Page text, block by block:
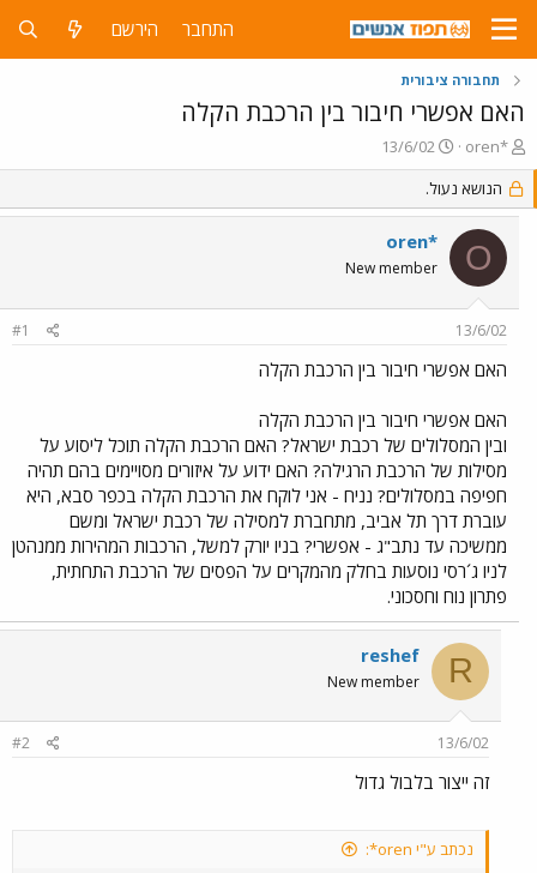
התחבר הירשם
תחבורה ציבורית
האם אפשרי חיבור בין הרכבת הקלה
פ
ו
ת
ח
נ
oren*
פ
ו
ר
ס
ם
ת
ך
13/6/02
הנושא נעול.
O
oren*
New member
13/6/02
#1
האם אפשרי חיבור בין הרכבת הקלה
האם אפשרי חיבור בין הרכבת הקלה
ובין המסלולים של רכבת ישראל? האם הרכבת הקלה תוכל ליסוע על
מסילות של הרכבת הרגילה? האם ידוע על איזורים מסויימים בהם תהיה
חפיפה במסלולים? נניח - אני לוקח את הרכבת הקלה בכפר סבא, היא
עוברת דרך תל אביב, מתחברת למסילה של רכבת ישראל ומשם
ממשיכה עד נתב"ג - אפשרי? בניו יורק למשל, הרכבות המהירות ממנהטן
לניו ג´רסי נוסעות בחלק מהמקרים על הפסים של הרכבת התחתית,
פתרון נוח וחסכוני.
R
reshef
New member
13/6/02
#2
זה ייצור בלבול גדול
נכתב ע"י oren*: